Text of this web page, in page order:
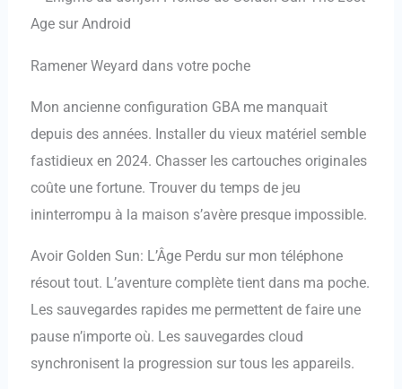
Ramener Weyard dans votre poche
Mon ancienne configuration GBA me manquait
depuis des années. Installer du vieux matériel semble
fastidieux en 2024. Chasser les cartouches originales
coûte une fortune. Trouver du temps de jeu
ininterrompu à la maison s’avère presque impossible.
Avoir Golden Sun: L’Âge Perdu sur mon téléphone
résout tout. L’aventure complète tient dans ma poche.
Les sauvegardes rapides me permettent de faire une
pause n’importe où. Les sauvegardes cloud
synchronisent la progression sur tous les appareils.